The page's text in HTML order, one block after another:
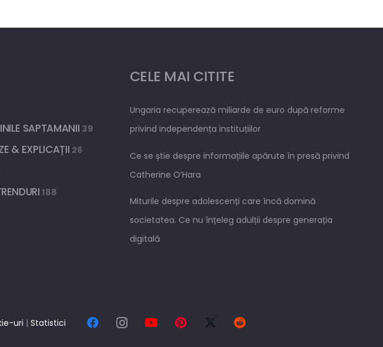
SAPTAMANII 39
& EXPLICAȚII 26
188
CELE MAI CITITE
Ungaria recuperează miliarde de euro după reforme
privind independența instituțiilor
Ce se știe despre informațiile apărute în presă privind
Catherine O’Hara
Miturile despre adolescenți care încă domină
societatea. Ce nu înțeleg adulții despre generația
digitală
uri |Statistici